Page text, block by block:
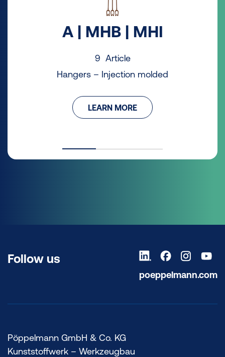
A | MHB | MHI
9 Article
Hangers – Injection molded
LEARN MORE
Follow us
poeppelmann.com
Pöppelmann GmbH & Co. KG
Kunststoffwerk – Werkzeugbau